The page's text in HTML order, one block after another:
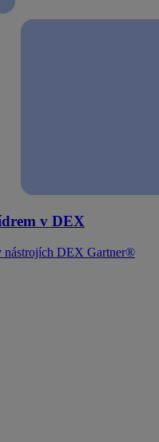
v DEX
nástrojích DEX Gartner®